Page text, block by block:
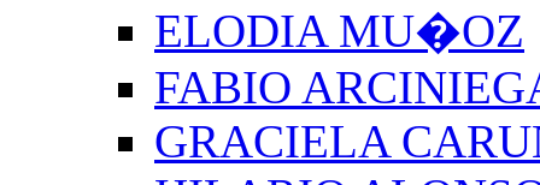
ELODIA MU�OZ
FABIO
GRACIELA